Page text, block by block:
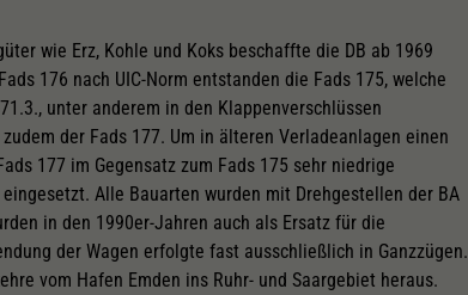
wie Erz, Kohle und Koks beschaffte die DB ab 1969
176 nach UIC-Norm entstanden die Fads 175, welche
unter anderem in den Klappenverschlüssen
der Fads 177. Um in älteren Verladeanlagen einen
177 im Gegensatz zum Fads 175 sehr niedrige
Alle Bauarten wurden mit Drehgestellen der BA
in den 1990er-Jahren auch als Ersatz für die
der Wagen erfolgte fast ausschließlich in Ganzzügen.
vom Hafen Emden ins Ruhr- und Saargebiet heraus.